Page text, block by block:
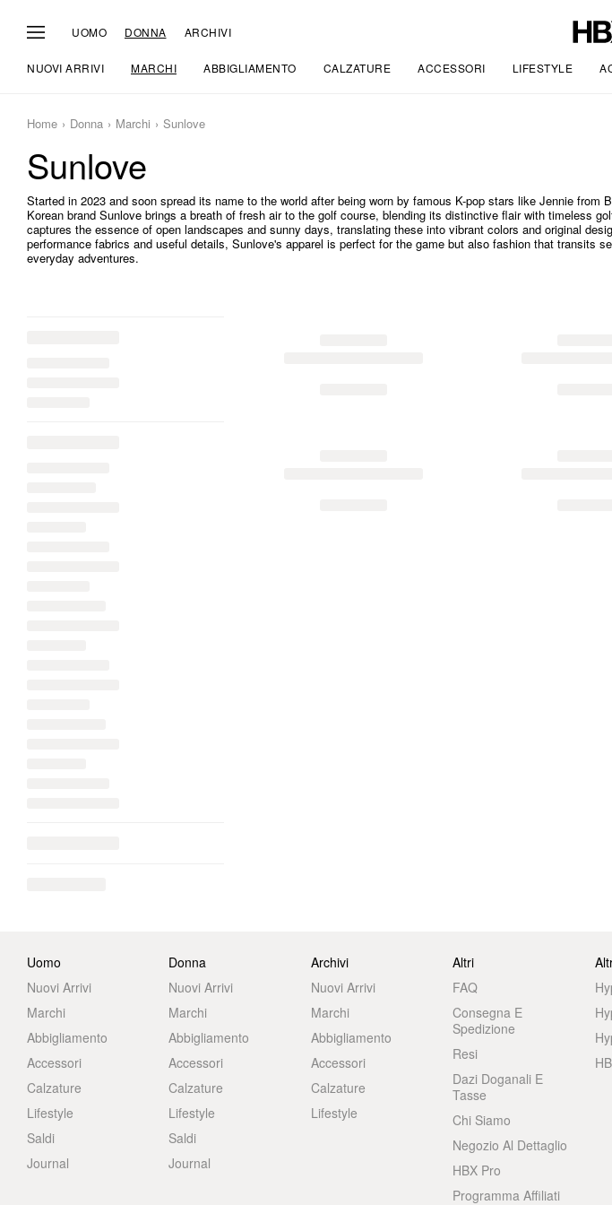
UOMO DONNA ARCHIVI
NUOVI ARRIVI MARCHI ABBIGLIAMENTO CALZATURE ACCESSORI LIFESTYLE
Home Donna Marchi Sunlove
Sunlove
Started in 2023 and soon spread its name to the world after being worn by famous K-pop stars like Jennie from
Korean brand Sunlove brings a breath of fresh air to the golf course, blending its distinctive flair with timeless
captures the essence of open landscapes and sunny days, translating these into vibrant colors and original
performance fabrics and useful details, Sunlove's apparel is perfect for the game but also fashion that transits
everyday adventures.
Uomo
Nuovi Arrivi
Marchi
Abbigliamento
Accessori
Calzature
Lifestyle
Saldi
Journal
Donna
Nuovi Arrivi
Marchi
Abbigliamento
Accessori
Calzature
Lifestyle
Saldi
Journal
Archivi
Nuovi Arrivi
Marchi
Abbigliamento
Accessori
Calzature
Lifestyle
Altri
FAQ
Consegna E
Spedizione
Resi
Dazi Doganali E
Tasse
Chi Siamo
Negozio Al Dettaglio
HBX Pro
Programma Affiliati